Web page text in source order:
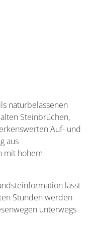
naturbelassenen
Steinbrüchen,
Auf- und
aus
mit hohem
lässt
Stunden werden
unterwegs